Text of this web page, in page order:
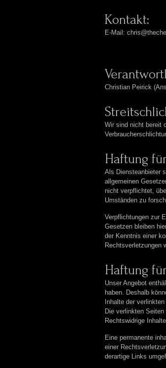
Kontakt:
E-Mail:
Christian Peirick
Wir sind nicht bereit
Haftung
Als Diensteanbieter
allgemeinen
nicht verpflichtet,
Umständen zu
Verpflichtungen zur
Gesetzen bleiben
der Kenntnis einer
Rechtsverletzungen
Haftung
Unser Angebot
haben. Deshalb
Inhalte der
Die verlinkten
Rechtswidrige
Eine permanente
einer
derartige Links